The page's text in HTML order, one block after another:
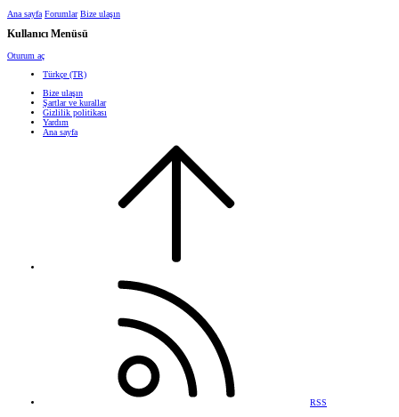
Ana sayfa Forumlar Bize ulaşın
Kullanıcı Menüsü
Oturum aç
Türkçe (TR)
Bize ulaşın
Şartlar ve kurallar
Gizlilik politikası
Yardım
Ana sayfa
RSS